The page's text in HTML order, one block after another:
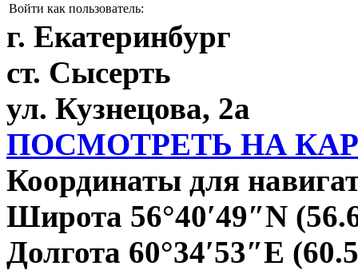
Войти как пользователь:
г. Екатеринбург
ст. Сысерть
ул. Кузнецова, 2а
ПОСМОТРЕТЬ НА
Координаты для
Широта 56°40′49″N
Долгота 60°34′53″E